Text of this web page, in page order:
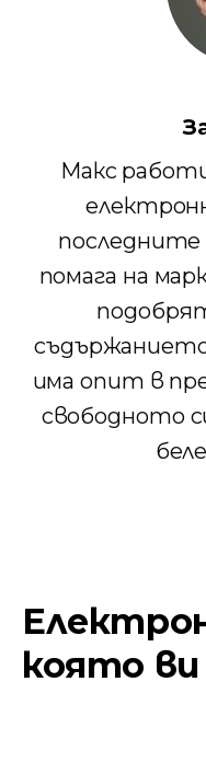
Макс
помага на
има опит в
свободното
която ви